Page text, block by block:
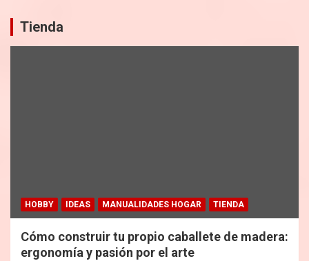
Tienda
HOBBY IDEAS MANUALIDADES HOGAR TIENDA
Cómo construir tu propio caballete de madera:
ergonomía y pasión por el arte